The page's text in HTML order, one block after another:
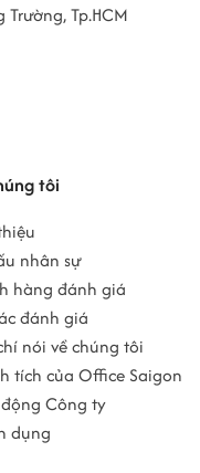
Tp.HCM
tôi
nhân sự
hàng đánh giá
đánh giá
nói về chúng tôi
tích của Office Saigon
Công ty
dụng